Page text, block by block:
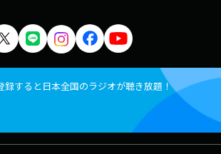
録すると日本全国のラジオが聴き放題！